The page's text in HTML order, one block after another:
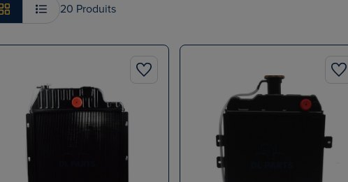
20 Produits